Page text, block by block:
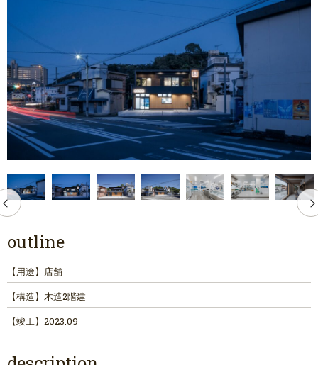
outline
【用途】 店舗
【構造】 木造2階建
【竣工】 2023.09